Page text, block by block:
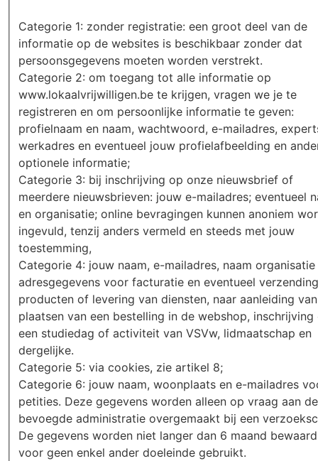
Categorie 1: zonder registratie: een groot deel van de
informatie op de websites is beschikbaar zonder dat
persoonsgegevens moeten worden verstrekt.
Categorie 2: om toegang tot alle informatie op
www.lokaalvrijwilligen.be te krijgen, vragen we je te
registreren en om persoonlijke informatie te geven:
profielnaam en naam, wachtwoord, e-mailadres,
werkadres en eventueel jouw profielafbeelding en
optionele informatie;
Categorie 3: bij inschrijving op onze nieuwsbrief of
meerdere nieuwsbrieven: jouw e-mailadres; eventueel
en organisatie; online bevragingen kunnen anoniem
ingevuld, tenzij anders vermeld en steeds met jouw
toestemming,
Categorie 4: jouw naam, e-mailadres, naam organisatie
adresgegevens voor facturatie en eventueel
producten of levering van diensten, naar aanleiding
plaatsen van een bestelling in de webshop, inschrijving
een studiedag of activiteit van VSVw, lidmaatschap en
dergelijke.
Categorie 5: via cookies, zie artikel 8;
Categorie 6: jouw naam, woonplaats en e-mailadres
petities. Deze gegevens worden alleen op vraag aan de
bevoegde administratie overgemaakt bij een
De gegevens worden niet langer dan 6 maand
voor geen enkel ander doeleinde gebruikt.